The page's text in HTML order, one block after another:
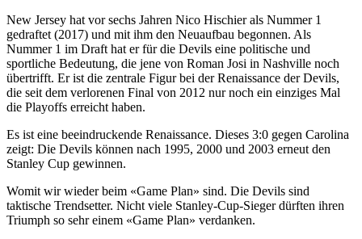
New Jersey hat vor sechs Jahren Nico Hischier als Nummer 1
gedraftet (2017) und mit ihm den Neuaufbau begonnen. Als
Nummer 1 im Draft hat er für die Devils eine politische und
sportliche Bedeutung, die jene von Roman Josi in Nashville noch
übertrifft. Er ist die zentrale Figur bei der Renaissance der Devils,
die seit dem verlorenen Final von 2012 nur noch ein einziges Mal
die Playoffs erreicht haben.
Es ist eine beeindruckende Renaissance. Dieses 3:0 gegen Carolina
zeigt: Die Devils können nach 1995, 2000 und 2003 erneut den
Stanley Cup gewinnen.
Womit wir wieder beim «Game Plan» sind. Die Devils sind
taktische Trendsetter. Nicht viele Stanley-Cup-Sieger dürften ihren
Triumph so sehr einem «Game Plan» verdanken.